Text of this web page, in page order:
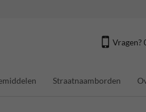
Vragen?
Straatnaamborden